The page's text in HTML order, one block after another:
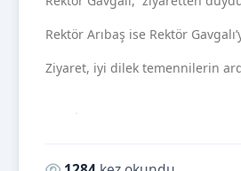
Rektör Arıbaş ise Rektör
Ziyaret, iyi dilek temennilerin